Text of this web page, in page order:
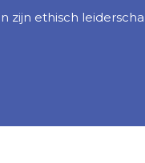
zijn ethisch